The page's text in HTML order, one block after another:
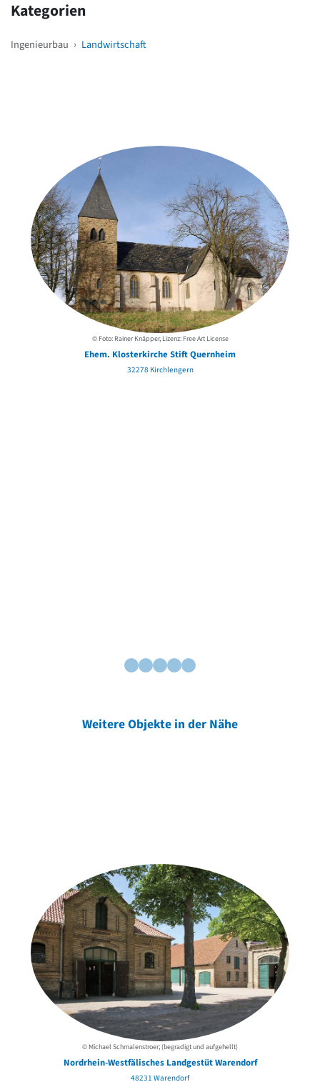
Kategorien
Ingenieurbau › Landwirtschaft
© Foto: Rainer Knäpper, Lizenz: Free Art License
Ehem. Klosterkirche Stift Quernheim
32278 Kirchlengern
Weitere Objekte in der Nähe
© Michael Schmalenstroer; (begradigt und aufgehellt)
Nordrhein-Westfälisches Landgestüt Warendorf
48231 Warendorf